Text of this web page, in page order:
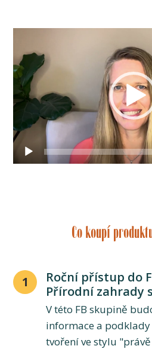
přehrávač
Co koupí
1
Roční přístup do
Přírodní zahrady
V této FB skupině
informace a
tvoření ve stylu